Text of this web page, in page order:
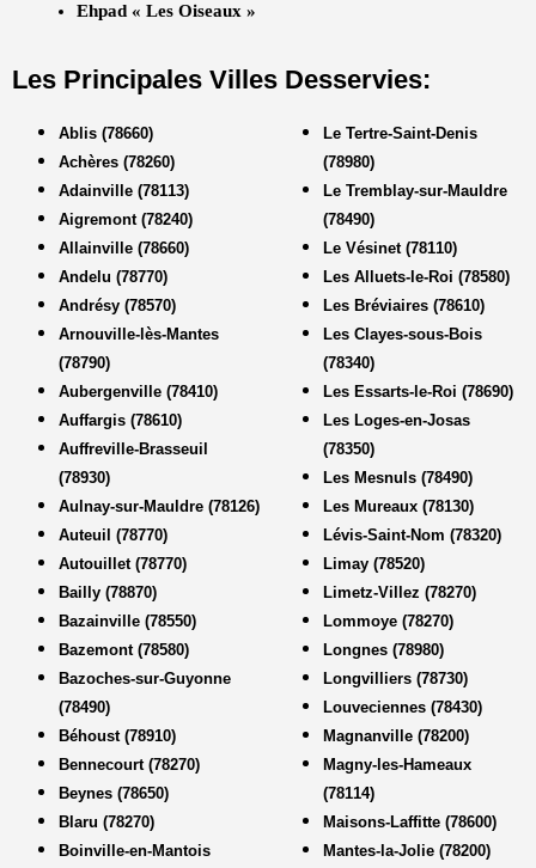
Ehpad « Les Oiseaux »
Les Principales Villes Desservies:
Ablis (78660)
Achères (78260)
Adainville (78113)
Aigremont (78240)
Allainville (78660)
Andelu (78770)
Andrésy (78570)
Arnouville-lès-Mantes
(78790)
Aubergenville (78410)
Auffargis (78610)
Auffreville-Brasseuil
(78930)
Aulnay-sur-Mauldre (78126)
Auteuil (78770)
Autouillet (78770)
Bailly (78870)
Bazainville (78550)
Bazemont (78580)
Bazoches-sur-Guyonne
(78490)
Béhoust (78910)
Bennecourt (78270)
Beynes (78650)
Blaru (78270)
Boinville-en-Mantois
Le Tertre-Saint-Denis
(78980)
Le Tremblay-sur-Mauldre
(78490)
Le Vésinet (78110)
Les Alluets-le-Roi (78580)
Les Bréviaires (78610)
Les Clayes-sous-Bois
(78340)
Les Essarts-le-Roi (78690)
Les Loges-en-Josas
(78350)
Les Mesnuls (78490)
Les Mureaux (78130)
Lévis-Saint-Nom (78320)
Limay (78520)
Limetz-Villez (78270)
Lommoye (78270)
Longnes (78980)
Longvilliers (78730)
Louveciennes (78430)
Magnanville (78200)
Magny-les-Hameaux
(78114)
Maisons-Laffitte (78600)
Mantes-la-Jolie (78200)